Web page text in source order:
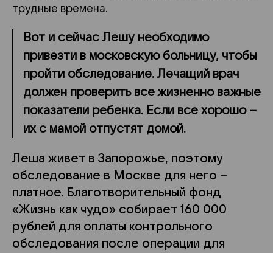
трудные времена.
Вот и сейчас Лешу необходимо
привезти в московскую больницу, чтобы
пройти обследование. Лечащий врач
должен проверить все жизненно важные
показатели ребенка. Если все хорошо –
их с мамой отпустят домой.
Леша живет в Запорожье, поэтому
обследование в Москве для него –
платное. Благотворительный фонд
«Жизнь как чудо» собирает 160 000
рублей для оплаты контрольного
обследования после операции для